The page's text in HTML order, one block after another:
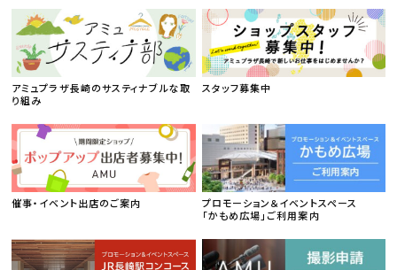
アミュプラザ長崎のサスティナブルな取
り組み
スタッフ募集中
催事・イベント出店のご案内
プロモーション＆イベントスペース
「かもめ広場」ご利用案内